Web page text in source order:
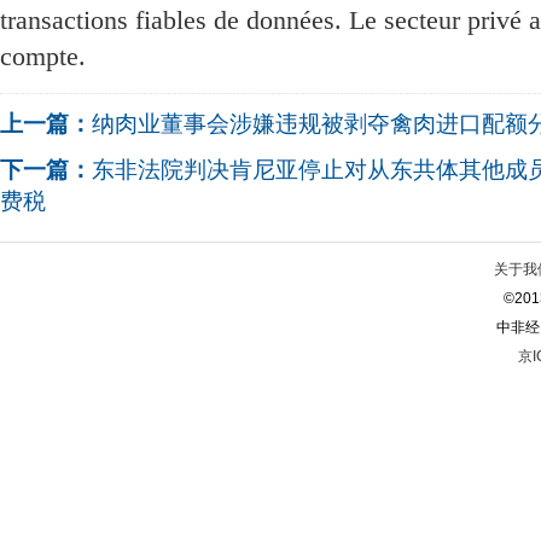
transactions fiables de données. Le secteur privé
compte.
上一篇： 纳肉业董事会涉嫌违规被剥夺禽肉进口配额
下一篇： 东非法院判决肯尼亚停止对从东共体其他成
费税
关于我
中非
京